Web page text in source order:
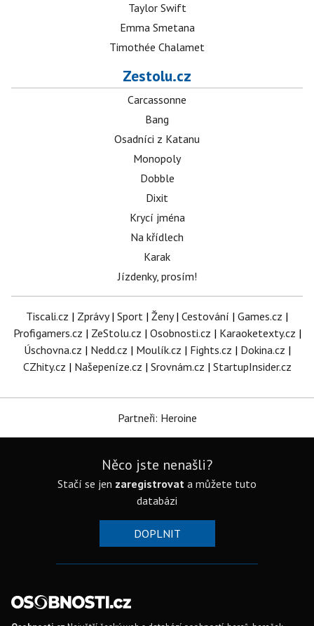
Taylor Swift
Emma Smetana
Timothée Chalamet
Zestolu.cz
Carcassonne
Bang
Osadníci z Katanu
Monopoly
Dobble
Dixit
Krycí jména
Na křídlech
Karak
Jízdenky, prosím!
Tiscali.cz | Zprávy| Sport | Ženy| Cestování | Games.cz |
Profigamers.cz | ZeStolu.cz | Osobnosti.cz | Karaoketexty.cz |
Úschovna.cz | Nedd.cz | Moulík.cz | Fights.cz | Dokina.cz |
CZhity.cz | Našepeníze.cz | Srovnám.cz | StartupInsider.cz
Partneři: Heroine
Něco jste nenašli?
Stačí se jen zaregistrovat a můžete tuto
databázi
DOPLNIT